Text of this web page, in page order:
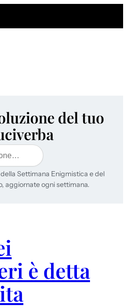
del tuo
Settimana Enigmistica e del
aggiornate ogni settimana.
è detta